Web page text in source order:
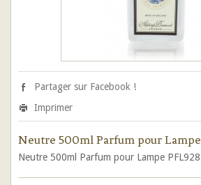
Partager sur Facebook !
Imprimer
Neutre 500ml Parfum pour Lampe
Neutre 500ml Parfum pour Lampe PFL928